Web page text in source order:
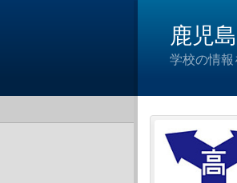
鹿児
学校の情報